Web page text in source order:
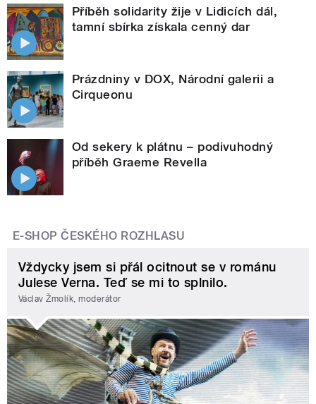
Příběh solidarity žije v Lidicích dál,
tamní sbírka získala cenný dar
Prázdniny v DOX, Národní galerii a
Cirqueonu
Od sekery k plátnu – podivuhodný
příběh Graeme Revella
E-SHOP ČESKÉHO ROZHLASU
Vždycky jsem si přál ocitnout se v románu
Julese Verna. Teď se mi to splnilo.
Václav Žmolík, moderátor